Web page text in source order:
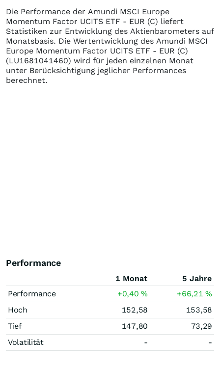
Die Performance der Amundi MSCI Europe
Momentum Factor UCITS ETF - EUR (C) liefert
Statistiken zur Entwicklung des Aktienbarometers auf
Monatsbasis. Die Wertentwicklung des Amundi MSCI
Europe Momentum Factor UCITS ETF - EUR (C)
(LU1681041460) wird für jeden einzelnen Monat
unter Berücksichtigung jeglicher Performances
berechnet.
Performance
1 Monat
5 Jahre
Performance
+0,40% +66,21%
Hoch
152,58
153,58
Tief
147,80
73,29
Volatilität
- -